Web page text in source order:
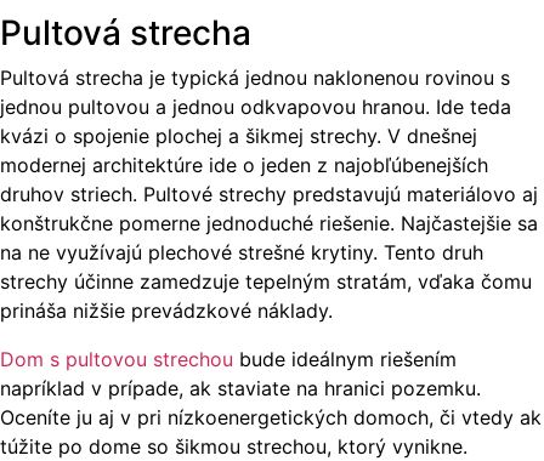
Pultová strecha
Pultová strecha je typická jednou naklonenou rovinou s
jednou pultovou a jednou odkvapovou hranou. Ide teda
kvázi o spojenie plochej a šikmej strechy. V dnešnej
modernej architektúre ide o jeden z najobľúbenejších
druhov striech. Pultové strechy predstavujú materiálovo aj
konštrukčne pomerne jednoduché riešenie. Najčastejšie sa
na ne využívajú plechové strešné krytiny. Tento druh
strechy účinne zamedzuje tepelným stratám, vďaka čomu
prináša nižšie prevádzkové náklady.
Dom s pultovou strechou bude ideálnym riešením
napríklad v prípade, ak staviate na hranici pozemku.
Oceníte ju aj v pri nízkoenergetických domoch, či vtedy ak
túžite po dome so šikmou strechou, ktorý vynikne.